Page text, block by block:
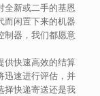
新或二手的基恩
而闲置下来的机器
制器，我们都愿意
供快速高效的结算
迅速进行评估，并
择快递寄送还是我